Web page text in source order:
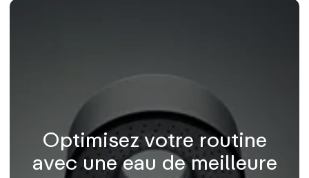
Optimisez votre routine
avec une eau de meilleure